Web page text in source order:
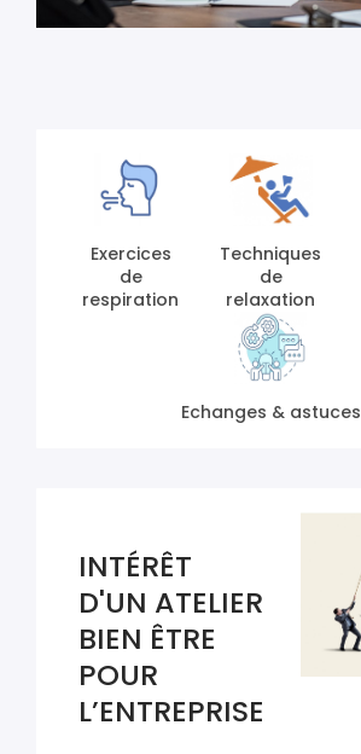
Exercices
de
respiration
Techniques
de
relaxation
Echanges & astuces
INTÉRÊT
D'UN ATELIER
BIEN ÊTRE
POUR
L’ENTREPRISE